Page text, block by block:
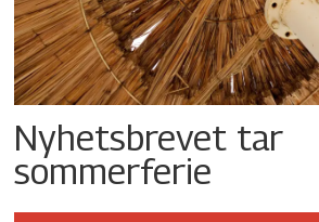
Nyhetsbrevet tar
sommerferie